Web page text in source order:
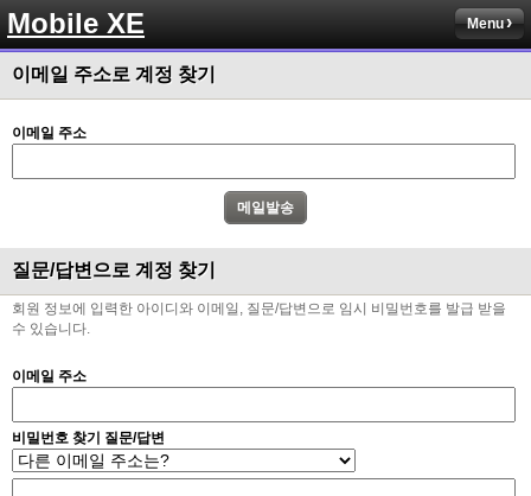
Mobile XE Menu
이메일 주소로 계정 찾기
이메일 주소
질문/답변으로 계정 찾기
회원 정보에 입력한 아이디와 이메일, 질문/답변으로 임시 비밀번호를 발급 받을
수 있습니다.
이메일 주소
비밀번호 찾기 질문/답변